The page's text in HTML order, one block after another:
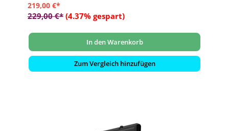
219,00 €*
229,00 €* (4.37% gespart)
In den Warenkorb
Zum Vergleich hinzufügen